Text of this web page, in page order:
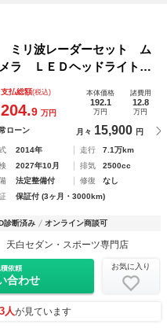
リ波レーダーセット ム
ラ ＬＥＤヘッドライト
ング 黒革シート シート
ミアムサウンドシステム
支払総額(税込)
204.9 万円
本体価格
192.1
万円
諸費用
12.8
万円
ローン 月々 15,900 円
2014年 走行
7.1万km
2027年10月 排気
2500cc
法定整備付 修復
なし
保証付 (3ヶ月・3000km)
診断済み オンライン商談可
白セダン・スポーツ専門店
依頼
合わせ
お気に入り
人が見ています